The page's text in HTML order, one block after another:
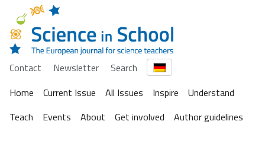
Contact Newsletter
Search
Home
Current Issue All Issues Inspire
Understand
Teach
Events About Get involved Author guidelines